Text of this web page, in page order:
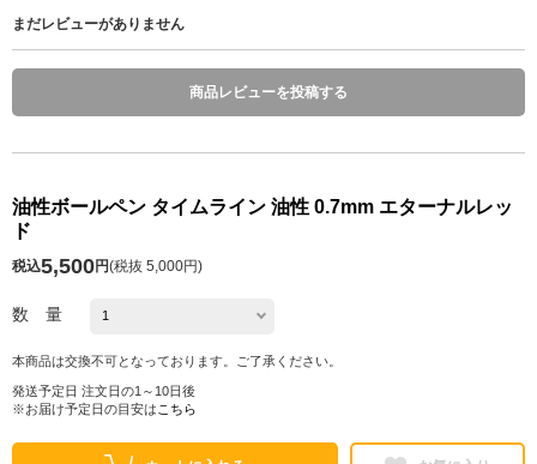
まだレビューがありません
商品レビューを投稿する
油性ボールペン タイムライン 油性 0.7mm エターナルレッ
ド
税込5,500円(税抜 5,000円)
数 量
本商品は交換不可となっております。ご了承ください。
発送予定日 注文日の1～10日後
※お届け予定日の目安は こちら